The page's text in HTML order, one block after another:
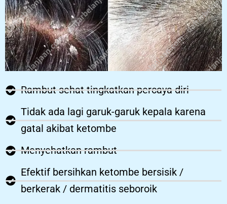
Rambut sehat tingkatkan percaya diri
Tidak ada lagi garuk-garuk kepala karena
gatal akibat ketombe
Menyehatkan rambut
Efektif bersihkan ketombe bersisik /
berkerak / dermatitis seboroik